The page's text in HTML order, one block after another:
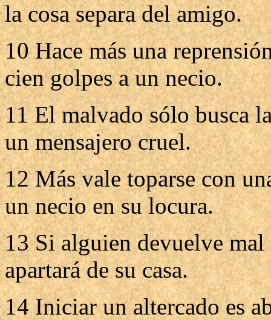
la cosa separa del amigo.
10 Hace más una
cien golpes a un necio.
11 El malvado sólo busca
un mensajero cruel.
12 Más vale toparse con
un necio en su locura.
13 Si alguien devuelve
apartará de su casa.
14 Iniciar un altercado es